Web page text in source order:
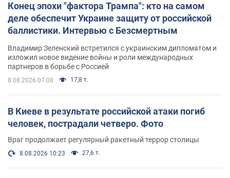
Конец эпохи "фактора Трампа": кто на самом
деле обеспечит Украине защиту от российской
баллистики. Интервью с Безсмертным
Владимир Зеленский встретился с украинским дипломатом и
изложил новое видение войны и роли международных
партнеров в борьбе с Россией
8.08.2026 07:00 17,8 т.
В Киеве в результате российской атаки погиб
человек, пострадали четверо. Фото
Враг продолжает регулярный ракетный террор столицы
8.08.2026 10:23 27,6 т.